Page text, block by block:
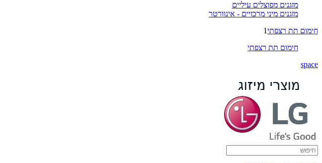
מזגנים מפוצלים עיליים
מזגנים מיני מרכזיים - אינוורטר
חימום תת רצפתי1
חימום תת רצפתי
space